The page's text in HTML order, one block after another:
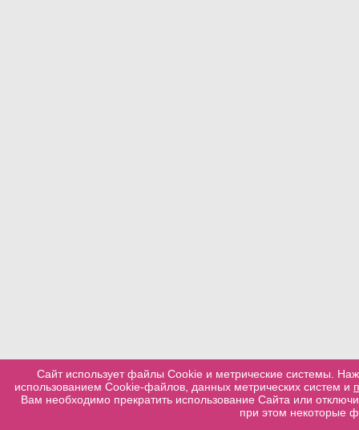
Сайт использует файлы Cookie и метрические системы.
использованием Cookie-файлов, данных метрических систем и
Вам необходимо прекратить использование Сайта или
при этом некоторые